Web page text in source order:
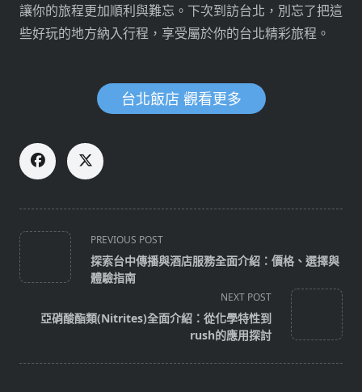
讓你的旅程更加順利與難忘。下次到訪台北，別忘了把這
些好玩的地方納入行程，享受屬於你的台北精彩旅程。
台北飯店 觀看更多
<span
class="nav-
subtitle
reader-
PREVIOUS POST
探索台中傳播與酒店服務全面介紹：價格、選擇與
體驗指南
NEXT POST
亞硝酸酯類(Nitrites)全面介紹：從化學特性到
rush的應用探討